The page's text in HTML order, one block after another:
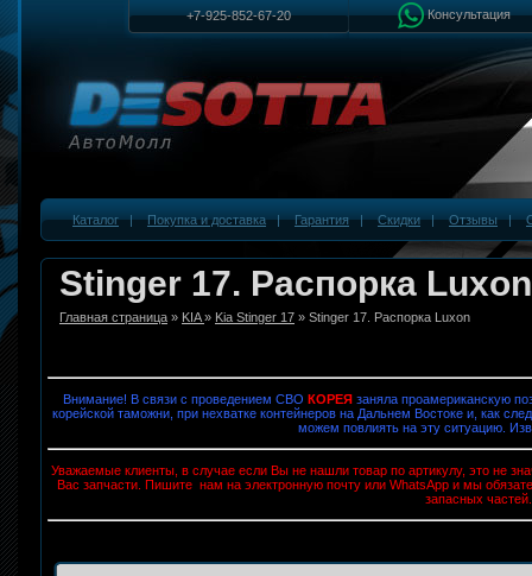
+7-925-852-67-20 Консультация
Каталог|Покупка и доставка|Гарантия|Скидки|Отзывы|
Stinger 17. Распорка Luxon
Главная страница » KIA» Kia Stinger 17 » Stinger 17. Распорка Luxon
Внимание! В связи с проведением СВО КОРЕЯзаняла проамериканскую
корейской таможни, при нехватке контейнеров на Дальнем Востоке и, как
можем повлиять на эту ситуацию.
Уважаемые клиенты, в случае если Вы не нашли товар по артикулу, это не
Вас запчасти. Пишите нам на электронную почту или WhatsApp и мы
запасных частей.